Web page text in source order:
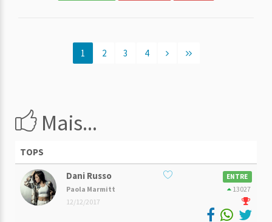
1 2 3 4
Mais...
TOPS
Dani Russo
Paola Marmitt
12/12/2017
ENTRE
13027